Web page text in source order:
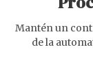
Mantén un
de la